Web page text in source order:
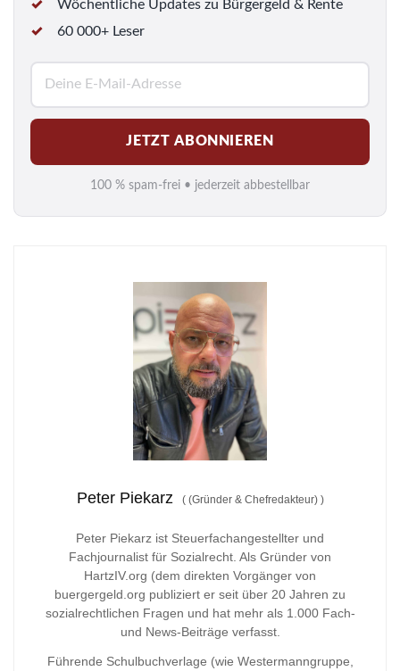
Wöchentliche Updates zu Bürgergeld & Rente
60 000+ Leser
M
a
i
l
*
JETZT ABONNIEREN
100 % spam-frei • jederzeit abbestellbar
Peter Piekarz ((Gründer & Chefredakteur) )
Peter Piekarz ist Steuerfachangestellter und
Fachjournalist für Sozialrecht. Als Gründer von
HartzIV.org (dem direkten Vorgänger von
buergergeld.org publiziert er seit über 20 Jahren zu
sozialrechtlichen Fragen und hat mehr als 1.000 Fach-
und News-Beiträge verfasst.
Führende Schulbuchverlage (wie Westermanngruppe,